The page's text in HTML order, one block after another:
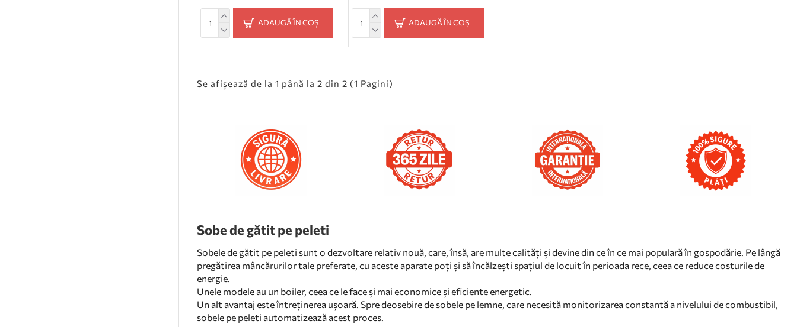
ADAUGĂ ÎN COȘ ADAUGĂ ÎN COȘ
Se afişează de la 1 până la 2 din 2 (1 Pagini)
Sobe de gătit pe peleti
Sobele de gătit pe peleti sunt o dezvoltare relativ nouă, care, însă, are multe calități și devine din ce în ce mai populară în gospodărie. Pe lângă
pregătirea mâncărurilor tale preferate, cu aceste aparate poți și să încălzești spațiul de locuit în perioada rece, ceea ce reduce costurile de
energie.
Unele modele au un boiler, ceea ce le face și mai economice și eficiente energetic.
Un alt avantaj este întreținerea ușoară. Spre deosebire de sobele pe lemne, care necesită monitorizarea constantă a nivelului de combustibil,
sobele pe peleti automatizează acest proces.